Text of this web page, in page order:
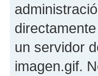
un servidor
imagen.gif.